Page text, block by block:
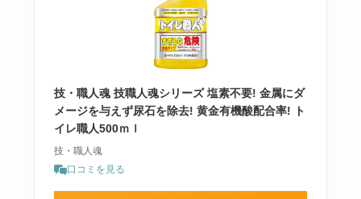
技・職人魂 技職人魂シリーズ 塩素不要! 金属にダ
メージを与えず尿石を除去! 黄金有機酸配合率! ト
イレ職人500ｍｌ
技・職人魂
口コミを見る